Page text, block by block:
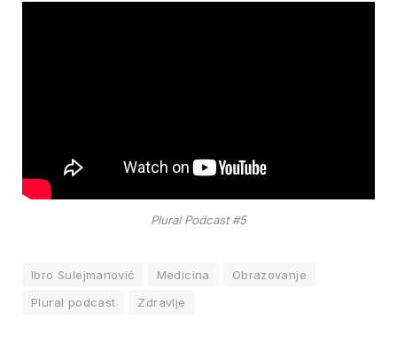
Plural Podcast #5
Ibro Sulejmanović Medicina
Obrazovanje
Plural podcast
Zdravlje